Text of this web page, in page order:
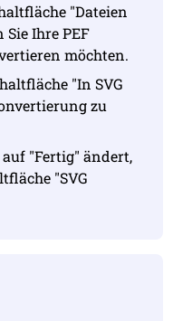
"Dateien
Ihre PEF
möchten.
"In SVG
zu
"Fertig" ändert,
"SVG